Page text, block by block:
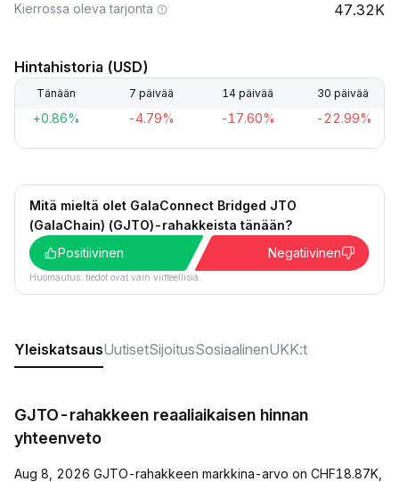
Kierrossa oleva tarjonta 47.32K
Hintahistoria (USD)
Tänään 7 päivää 14 päivää 30 päivää
+0.86% -4.79% -17.60% -22.99%
Mitä mieltä olet GalaConnect Bridged JTO
(GalaChain) (GJTO)-rahakkeista tänään?
Positiivinen
Negatiivinen
Huomautus: tiedot ovat vain viitteellisiä.
YleiskatsausUutisetSijoitusSosiaalinenUKK:t
GJTO-rahakkeen reaaliaikaisen hinnan
yhteenveto
Aug 8, 2026 GJTO-rahakkeen markkina-arvo on CHF18.87K,